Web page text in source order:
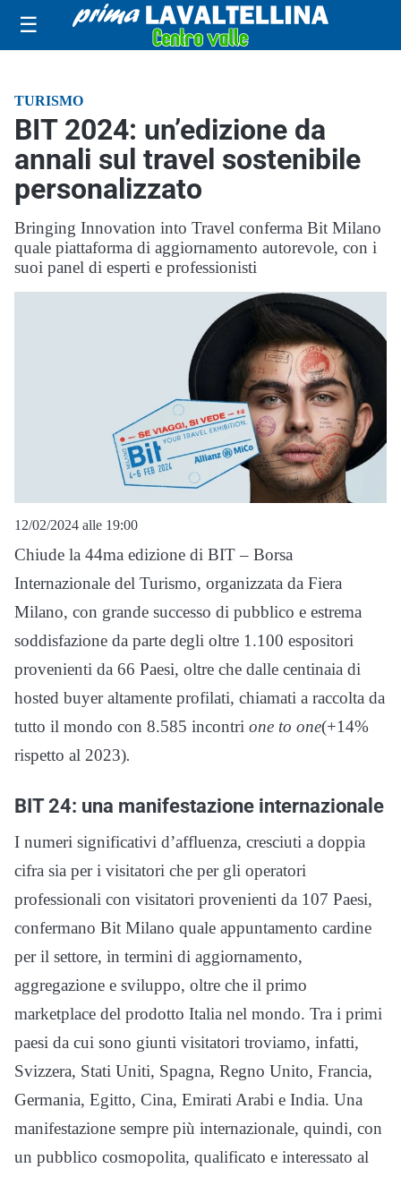
☰
TURISMO
BIT 2024: un’edizione da
annali sul travel sostenibile
personalizzato
Bringing Innovation into Travel conferma Bit Milano
quale piattaforma di aggiornamento autorevole, con i
suoi panel di esperti e professionisti
12/02/2024 alle 19:00
Chiude la 44ma edizione di BIT – Borsa
Internazionale del Turismo, organizzata da Fiera
Milano, con grande successo di pubblico e estrema
soddisfazione da parte degli oltre 1.100 espositori
provenienti da 66 Paesi, oltre che dalle centinaia di
hosted buyer altamente profilati, chiamati a raccolta da
tutto il mondo con 8.585 incontri one to one(+14%
rispetto al 2023).
BIT 24: una manifestazione internazionale
I numeri significativi d’affluenza, cresciuti a doppia
cifra sia per i visitatori che per gli operatori
professionali con visitatori provenienti da 107 Paesi,
confermano Bit Milano quale appuntamento cardine
per il settore, in termini di aggiornamento,
aggregazione e sviluppo, oltre che il primo
marketplace del prodotto Italia nel mondo. Tra i primi
paesi da cui sono giunti visitatori troviamo, infatti,
Svizzera, Stati Uniti, Spagna, Regno Unito, Francia,
Germania, Egitto, Cina, Emirati Arabi e India. Una
manifestazione sempre più internazionale, quindi, con
un pubblico cosmopolita, qualificato e interessato al